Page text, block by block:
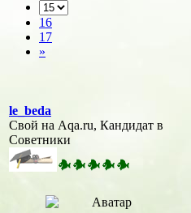
16
17
»
le_beda
Свой на Aqa.ru, Кандидат в
Советники